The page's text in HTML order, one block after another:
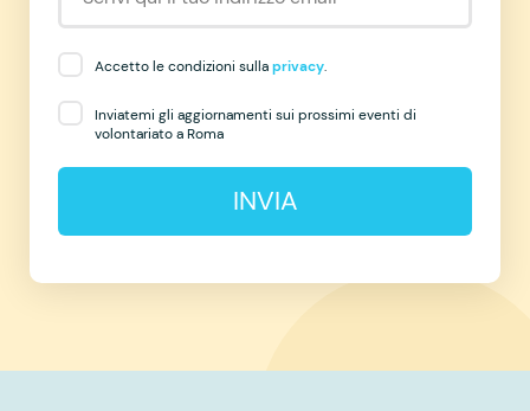
Accetto le condizioni sullaprivacy.
Inviatemi gli aggiornamenti sui prossimi eventi di
volontariato a Roma
INVIA